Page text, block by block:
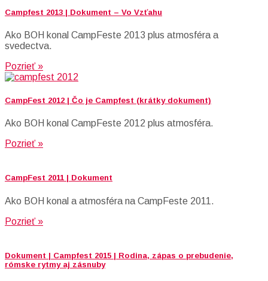
Campfest 2013 | Dokument – Vo Vzťahu
Ako BOH konal CampFeste 2013 plus atmosféra a
svedectva.
Pozrieť »
CampFest 2012 | Čo je Campfest (krátky dokument)
Ako BOH konal CampFeste 2012 plus atmosféra.
Pozrieť »
CampFest 2011 | Dokument
Ako BOH konal a atmosféra na CampFeste 2011.
Pozrieť »
Dokument | Campfest 2015 | Rodina, zápas o prebudenie,
rómske rytmy aj zásnuby